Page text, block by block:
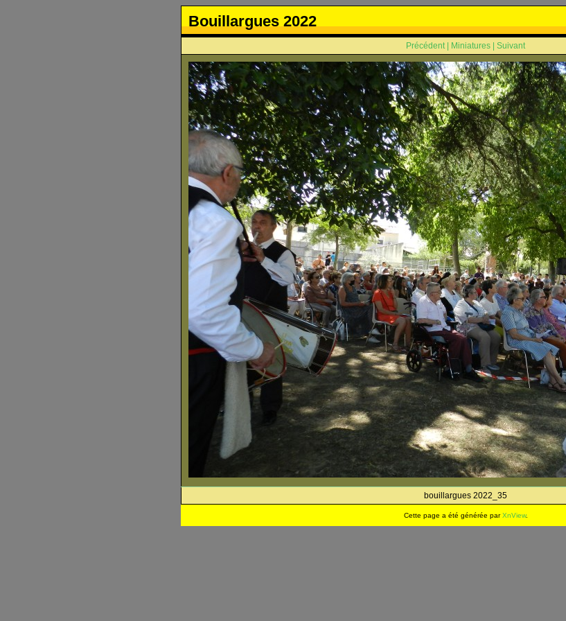
Bouillargues 2022
Précédent| Miniatures Suivant
bouillargues 2022_35
Cette page a été générée parXnView.